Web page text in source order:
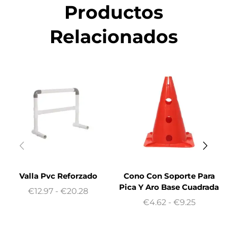
Productos
Relacionados
Valla Pvc Reforzado
€12.97 - €20.28
Cono Con Soporte Para
Pica Y Aro Base Cuadrada
€4.62 - €9.25